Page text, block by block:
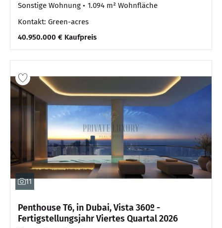
Sonstige Wohnung
1.094 m² Wohnfläche
Kontakt: Green-acres
40.950.000 € Kaufpreis
11
Penthouse T6, in Dubai, Vista 360º -
Fertigstellungsjahr Viertes Quartal 2026